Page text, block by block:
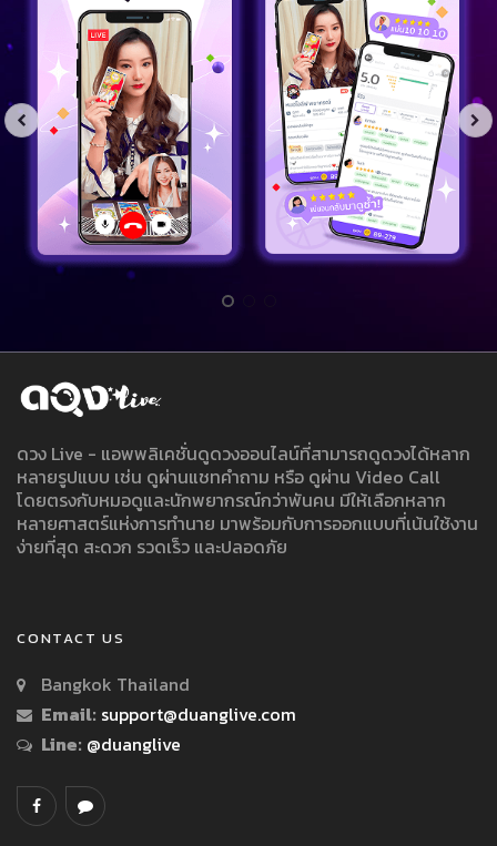
ดวง Live - แอพพลิเคชั่นดูดวงออนไลน์ที่สามารถดูดวงได้หลาก
หลายรูปแบบ เช่น ดูผ่านแชทคำถาม หรือ ดูผ่าน Video Call
โดยตรงกับหมอดูและนักพยากรณ์กว่าพันคน มีให้เลือกหลาก
หลายศาสตร์แห่งการทำนาย มาพร้อมกับการออกแบบที่เน้นใช้งาน
ง่ายที่สุด สะดวก รวดเร็ว และปลอดภัย
CONTACT US
Bangkok Thailand
Email: support@duanglive.com
Line: @duanglive